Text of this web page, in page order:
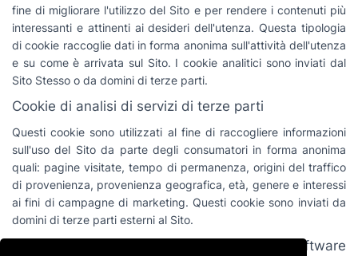
fine di migliorare l'utilizzo del Sito e per rendere i contenuti più
interessanti e attinenti ai desideri dell'utenza. Questa tipologia
di cookie raccoglie dati in forma anonima sull'attività dell'utenza
e su come è arrivata sul Sito. I cookie analitici sono inviati dal
Sito Stesso o da domini di terze parti.
Cookie di analisi di servizi di terze parti
Questi cookie sono utilizzati al fine di raccogliere informazioni
sull'uso del Sito da parte degli consumatori in forma anonima
quali: pagine visitate, tempo di permanenza, origini del traffico
di provenienza, provenienza geografica, età, genere e interessi
ai fini di campagne di marketing. Questi cookie sono inviati da
domini di terze parti esterni al Sito.
Cookie per integrare prodotti e funzioni di software